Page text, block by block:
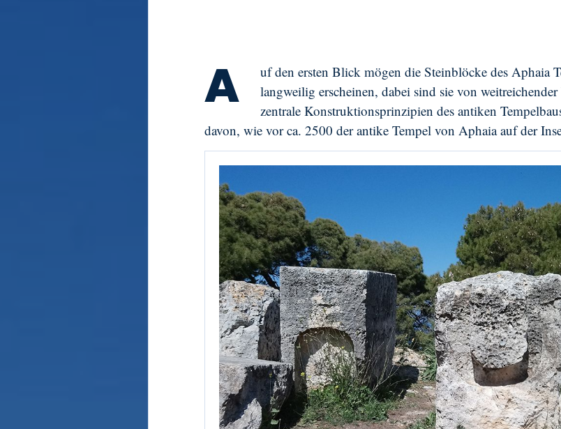
A
uf den ersten Blick mögen die Steinblöcke des Aphaia
langweilig erscheinen, dabei sind sie von
zentrale Konstruktionsprinzipien des antiken
davon, wie vor ca. 2500 der antike Tempel von Aphaia auf der